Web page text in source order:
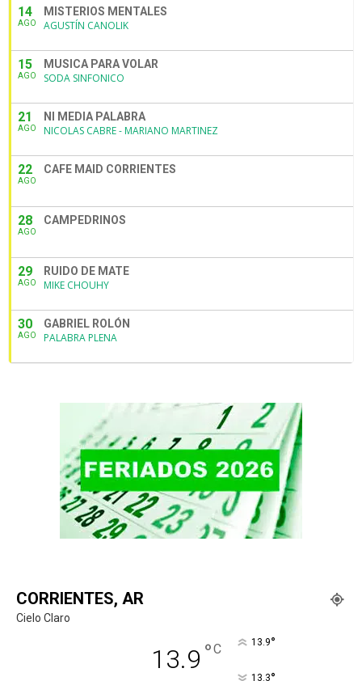
14
AGO
MISTERIOS MENTALES
AGUSTÍN CANOLIK
15
AGO
MUSICA PARA VOLAR
SODA SINFONICO
21
AGO
NI MEDIA PALABRA
NICOLAS CABRE - MARIANO MARTINEZ
22
AGO
CAFE MAID CORRIENTES
28
AGO
CAMPEDRINOS
29
AGO
RUIDO DE MATE
MIKE CHOUHY
30
AGO
GABRIEL ROLÓN
PALABRA PLENA
CORRIENTES, AR
Cielo Claro
13.9 °C 13.9°
13.3